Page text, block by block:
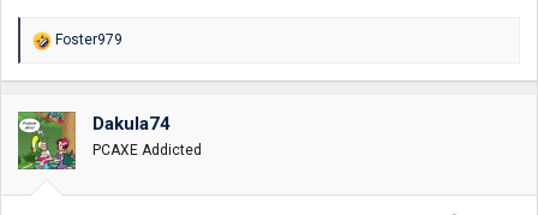
R
o
a
n
Foster979
Dakula74
PCAXE Addicted